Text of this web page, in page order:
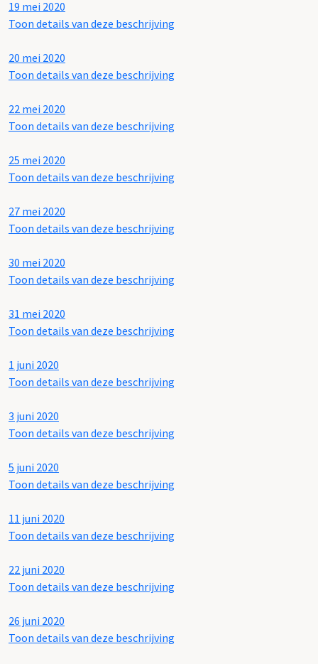
19 mei 2020
Toon details van deze beschrijving
20 mei 2020
Toon details van deze beschrijving
22 mei 2020
Toon details van deze beschrijving
25 mei 2020
Toon details van deze beschrijving
27 mei 2020
Toon details van deze beschrijving
30 mei 2020
Toon details van deze beschrijving
31 mei 2020
Toon details van deze beschrijving
1 juni 2020
Toon details van deze beschrijving
3 juni 2020
Toon details van deze beschrijving
5 juni 2020
Toon details van deze beschrijving
11 juni 2020
Toon details van deze beschrijving
22 juni 2020
Toon details van deze beschrijving
26 juni 2020
Toon details van deze beschrijving